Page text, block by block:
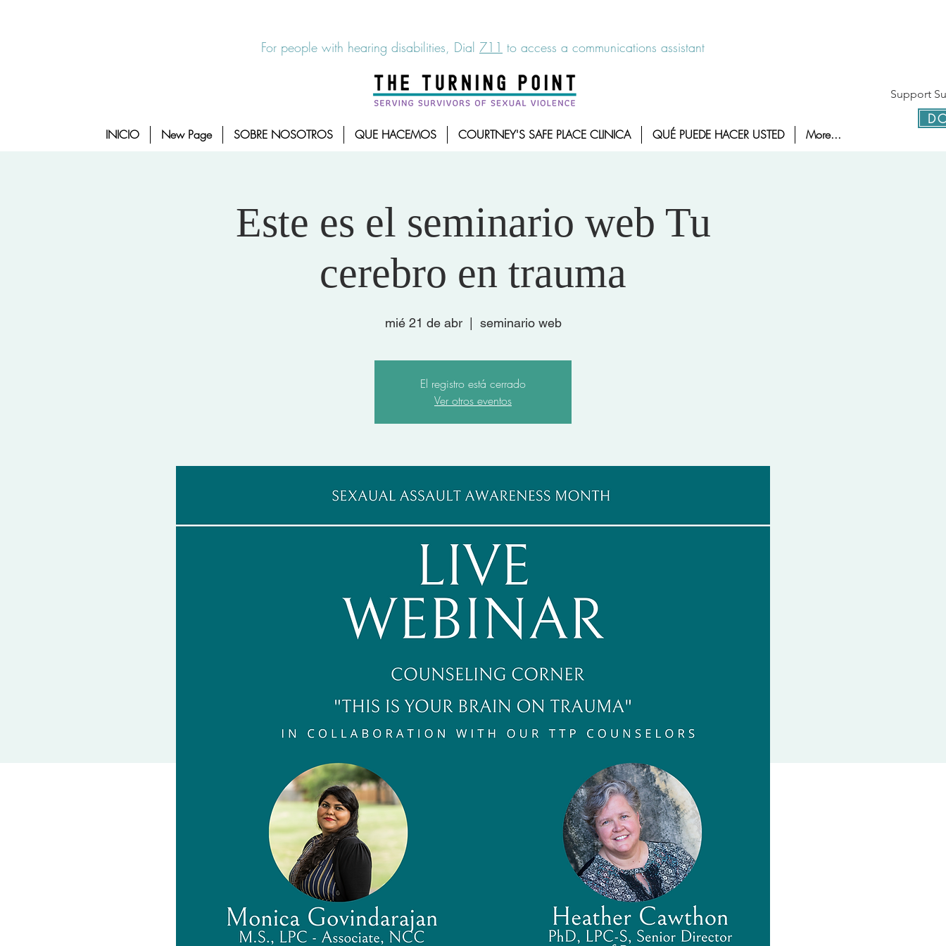
For people with hearing disabilities, Dial 711 to access a communications assistant
Support
INICIO New Page SOBRE NOSOTROS QUE HACEMOS COURTNEY'S SAFE PLACE CLINICA QUÉ PUEDE HACER USTED More...
Este es el seminario web Tu
cerebro en trauma
mié 21 de abr
  |
seminario web
El registro está cerrado
Ver otros eventos